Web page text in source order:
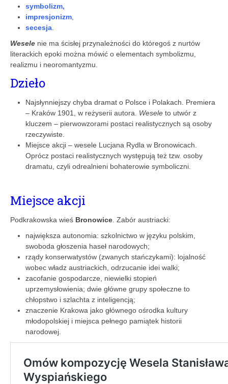
symbolizm,
impresjonizm
secesja
Wesele nie ma ścisłej przynależności do któregoś z nurtów
literackich epoki można mówić o elementach symbolizmu,
realizmu i neoromantyzmu.
Dzieło
Najsłynniejszy chyba dramat o Polsce i Polakach. Premiera
– Kraków 1901, w reżyserii autora. Wesele to utwór z
kluczem – pierwowzorami postaci realistycznych są osoby
rzeczywiste.
Miejsce akcji – wesele Lucjana Rydla w Bronowicach.
Oprócz postaci realistycznych występują też tzw. osoby
dramatu, czyli odrealnieni bohaterowie symboliczni.
Miejsce akcji
Podkrakowska wieś Bronowice . Zabór austriacki:
największa autonomia: szkolnictwo w języku polskim,
swoboda głoszenia haseł narodowych;
rządy konserwatystów (zwanych stańczykami): lojalność
wobec władz austriackich, odrzucanie idei walki;
zacofanie gospodarcze, niewielki stopień
uprzemysłowienia; dwie główne grupy społeczne to
chłopstwo i szlachta z inteligencją;
znaczenie Krakowa jako głównego ośrodka kultury
młodopolskiej i miejsca pełnego pamiątek historii
narodowej.